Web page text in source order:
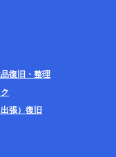
復旧・整理
張）復旧